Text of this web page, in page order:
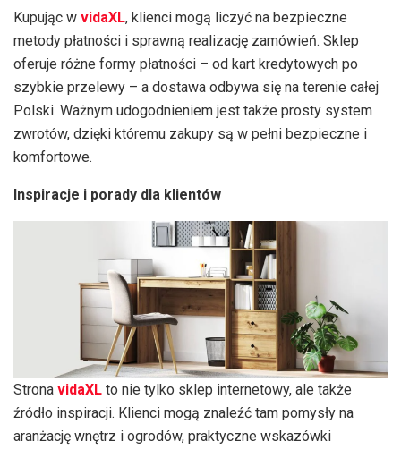
Kupując w vidaXL, klienci mogą liczyć na bezpieczne
metody płatności i sprawną realizację zamówień. Sklep
oferuje różne formy płatności – od kart kredytowych po
szybkie przelewy – a dostawa odbywa się na terenie całej
Polski. Ważnym udogodnieniem jest także prosty system
zwrotów, dzięki któremu zakupy są w pełni bezpieczne i
komfortowe.
Inspiracje i porady dla klientów
Strona vidaXL to nie tylko sklep internetowy, ale także
źródło inspiracji. Klienci mogą znaleźć tam pomysły na
aranżację wnętrz i ogrodów, praktyczne wskazówki